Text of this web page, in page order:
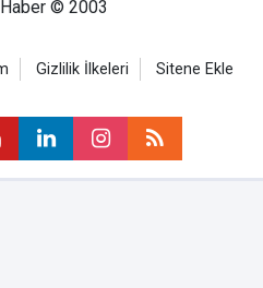
© 2003
Gizlilik İlkeleri Sitene Ekle